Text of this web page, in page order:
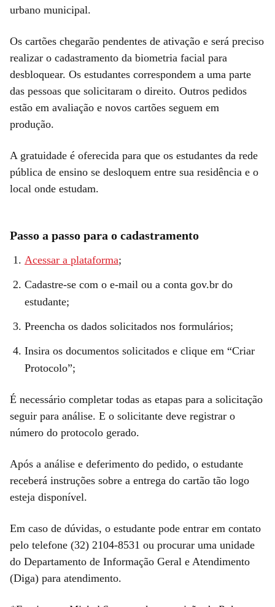
urbano municipal.
Os cartões chegarão pendentes de ativação e será preciso
realizar o cadastramento da biometria facial para
desbloquear. Os estudantes correspondem a uma parte
das pessoas que solicitaram o direito. Outros pedidos
estão em avaliação e novos cartões seguem em
produção.
A gratuidade é oferecida para que os estudantes da rede
pública de ensino se desloquem entre sua residência e o
local onde estudam.
Passo a passo para o cadastramento
Acessar a plataforma;
Cadastre-se com o e-mail ou a conta gov.br do
estudante;
Preencha os dados solicitados nos formulários;
Insira os documentos solicitados e clique em “Criar
Protocolo”;
É necessário completar todas as etapas para a solicitação
seguir para análise. E o solicitante deve registrar o
número do protocolo gerado.
Após a análise e deferimento do pedido, o estudante
receberá instruções sobre a entrega do cartão tão logo
esteja disponível.
Em caso de dúvidas, o estudante pode entrar em contato
pelo telefone (32) 2104-8531 ou procurar uma unidade
do Departamento de Informação Geral e Atendimento
(Diga) para atendimento.